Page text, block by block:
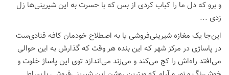
و برو که دل ما را کباب کردی از بس که با حسرت به این شیرینی‌‌ها زل
زدی ...
این‌جا یک مغازه شیرینی‌فروشی یا به اصطلاح خودمان کافه قنادی‌ست
در پاساژی در مرکز شهر که این بنده هر وقت که گذارش به این حوالی
می‌افتد راه‌اش را کج می‌کند و می‌زند می‌اندازد توی این پاساژ خلوت و